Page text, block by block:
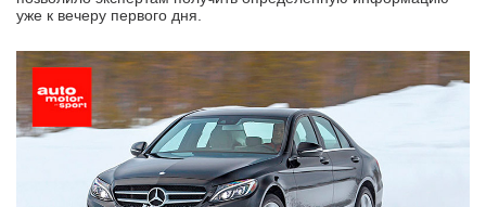
уже к вечеру первого дня.